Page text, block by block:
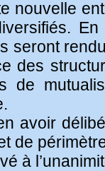
nouvelle
seront
des
de
avoir
de
à